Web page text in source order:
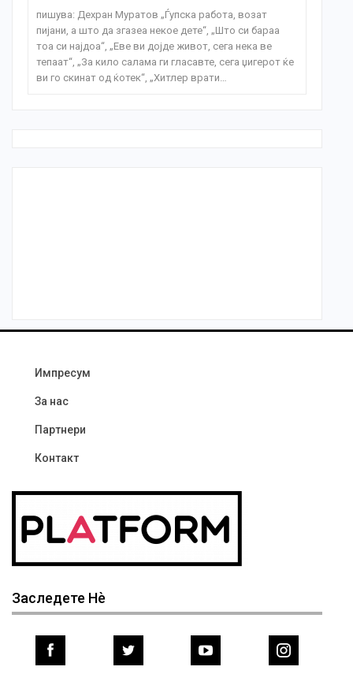
пишува: Дехран Муратов „Ѓупска работа, возат
пијани, а што да згазеа некое дете“, „Што си бараа
тоа си најдоа“, „Еве ви дојде живот, сега нека ве
тепаат“, „За кило салама ги гласавте, сега џигерот ќе
ви го скинат од ќотек“, „Хитлер врати…
Импресум
За нас
Партнери
Контакт
Заследете Нѐ